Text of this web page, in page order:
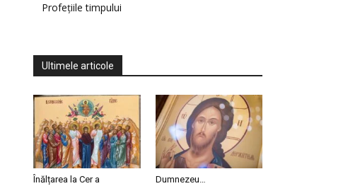
Profețiile timpului
Ultimele articole
Înălțarea la Cer a
Dumnezeu…